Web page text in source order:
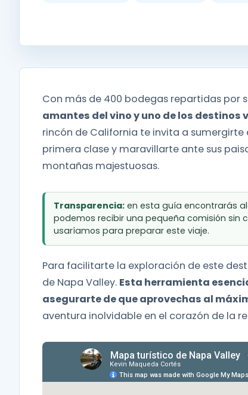
Con más de 400 bodegas repartidas por
amantes del vino y uno de los
rincón de California te invita a
primera clase y maravillarte ante sus
montañas majestuosas.
Transparencia: en esta guía encontrarás
podemos recibir una pequeña comisión sin
usaríamos para preparar este viaje.
Para facilitarte la exploración de este
de Napa Valley. Esta herramienta
asegurarte de que aprovechas al
aventura inolvidable en el corazón de la